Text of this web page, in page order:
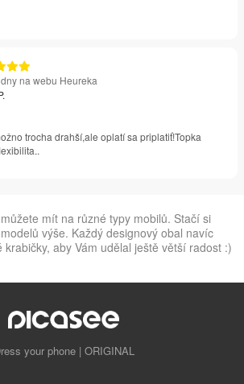
na webu Heureka
trocha drahší,ale oplatí sa priplatiť!Topka
mít na různé typy mobilů. Stačí si
výše. Každý designový obal navíc
aby Vám udělal ještě větší radost :)
your phone | ORIGINAL